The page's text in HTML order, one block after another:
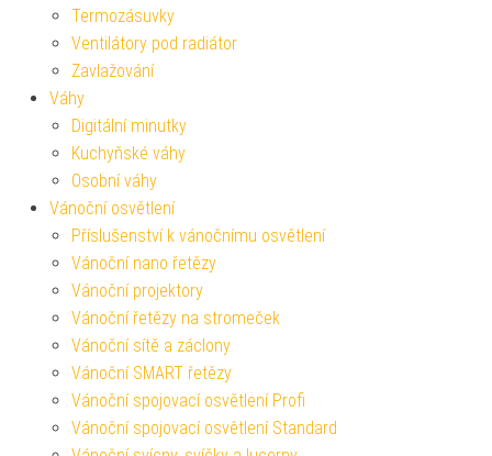
Termozásuvky
Ventilátory pod radiátor
Zavlažování
Váhy
Digitální minutky
Kuchyňské váhy
Osobní váhy
Vánoční osvětlení
Příslušenství k vánočnímu osvětlení
Vánoční nano řetězy
Vánoční projektory
Vánoční řetězy na stromeček
Vánoční sítě a záclony
Vánoční SMART řetězy
Vánoční spojovací osvětlení Profi
Vánoční spojovací osvětlení Standard